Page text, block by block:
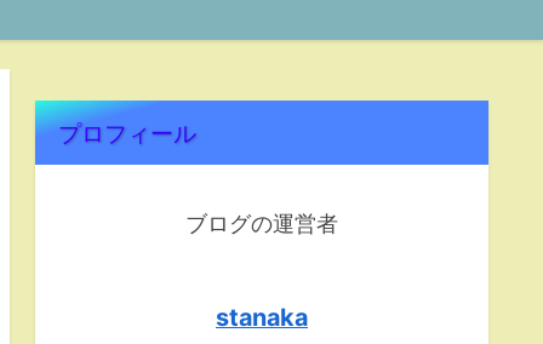
プロフィール
ブログの運営者
stanaka